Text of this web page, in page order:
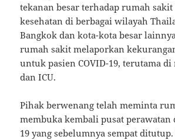
tekanan besar terhadap rumah
kesehatan di berbagai wilayah
Bangkok dan kota-kota besar
rumah sakit melaporkan
untuk pasien COVID-19, terutama
dan ICU.
Pihak berwenang telah meminta
membuka kembali pusat perawatan
19 yang sebelumnya sempat